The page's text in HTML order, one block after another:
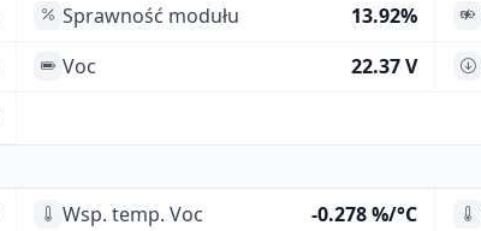
Sprawność modułu 13.92%
Voc 22.37 V
Wsp. temp. Voc -0.278 %/°C